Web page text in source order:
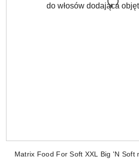
Matrix Food For Soft XXL Big 'N Soft